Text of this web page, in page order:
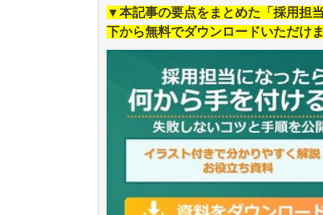
▼本記事の要点をまとめた「採用担
下から無料でダウンロードいただけま